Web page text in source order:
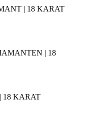
| 18 KARAT
| 18
18 KARAT